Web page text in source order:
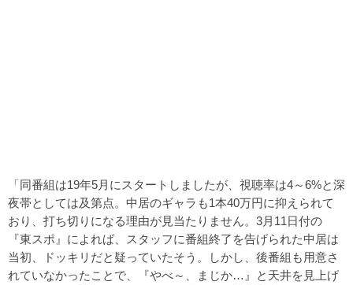
「同番組は19年5月にスタートしましたが、視聴率は4～6%と深
夜帯としては及第点。中居のギャラも1本40万円に抑えられて
おり、打ち切りになる理由が見当たりません。3月11日付の
『東スポ』によれば、スタッフに番組終了を告げられた中居は
当初、ドッキリだと疑っていたそう。しかし、後番組も用意さ
れていなかったことで、『やべ～、まじか…』と天井を見上げ